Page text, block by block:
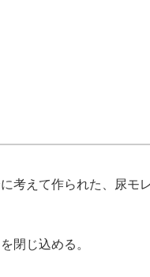
考えて作られた、尿モ
閉じ込める。